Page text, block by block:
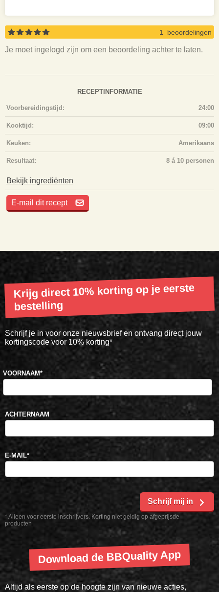
1 beoordelingen
Je moet ingelogd zijn om een beoordeling achter te laten.
RECEPTINFORMATIE
Voorbereidingstijd: 24:00
Kooktijd: 09:00
Keuken: Amerikaans
Resultaat: 8 á 10 personen
Bekijk ingrediënten
E-mail dit recept
Krijg direct 10% korting op je eerste
bestelling
Schrijf je in voor onze nieuwsbrief en ontvang direct jouw
kortingscode voor 10% korting*
* Alleen voor eerste inschrijvers. Korting niet geldig op afgeprijsde
producten
VOORNAAM*
ACHTERNAAM
E-MAIL*
Schrijf mij in
Download de BBQuality App
Altijd als eerste op de hoogte zijn van nieuwe acties,